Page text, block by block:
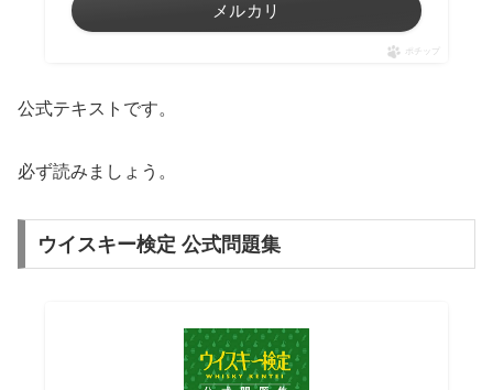
メルカリ
ポチップ
公式テキストです。
必ず読みましょう。
ウイスキー検定 公式問題集